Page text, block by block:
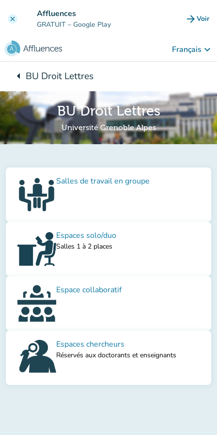
clear Affluences
GRATUIT – Google Play arrow_forward Voir
Français keyboard_arrow_down
arrow_leftRetour à :
BU Droit Lettres
BU Droit Lettres
Université Grenoble Alpes
Salles de travail en groupe
Espaces solo/duo
Salles 1 à 2 places
Espace collaboratif
Espaces chercheurs
Réservés aux doctorants et enseignants